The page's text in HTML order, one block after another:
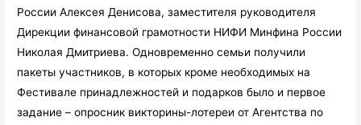
России Алексея Денисова, заместителя руководителя
Дирекции финансовой грамотности НИФИ Минфина России
Николая Дмитриева. Одновременно семьи получили
пакеты участников, в которых кроме необходимых на
Фестивале принадлежностей и подарков было и первое
задание – опросник викторины-лотереи от Агентства по